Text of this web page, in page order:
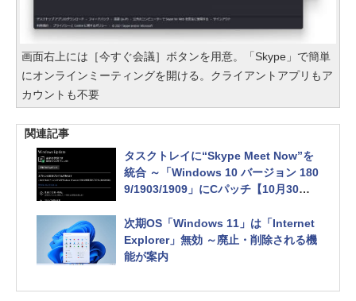
画面右上には［今すぐ会議］ボタンを用意。「Skype」で簡単
にオンラインミーティングを開ける。クライアントアプリもア
カウントも不要
関連記事
タスクトレイに“Skype Meet Now”を
統合 ～「Windows 10 バージョン 180
9/1903/1909」にCパッチ【10月30日
次期OS「Windows 11」は「Internet
Explorer」無効 ～廃止・削除される機
能が案内